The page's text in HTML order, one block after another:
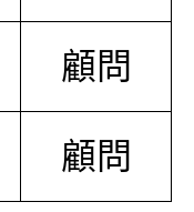
顧問
顧問